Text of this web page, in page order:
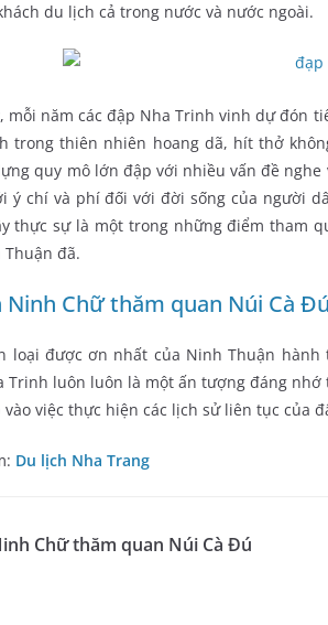
du lịch cả trong nước và nước ngoài.
mỗi năm các đập Nha Trinh vinh dự đón
trong thiên nhiên hoang dã, hít thở
quy mô lớn đập với nhiều vấn đề
ý chí và phí đối với đời sống của người
thực sự là một trong những điểm tham
đã.
Ninh Chữ thăm quan Núi Cà Đú
loại được ơn nhất của Ninh Thuận
Trinh luôn luôn là một ấn tượng đáng
vào việc thực hiện các lịch sử liên tục của
Du lịch Nha Trang
Chữ thăm quan Núi Cà Đú